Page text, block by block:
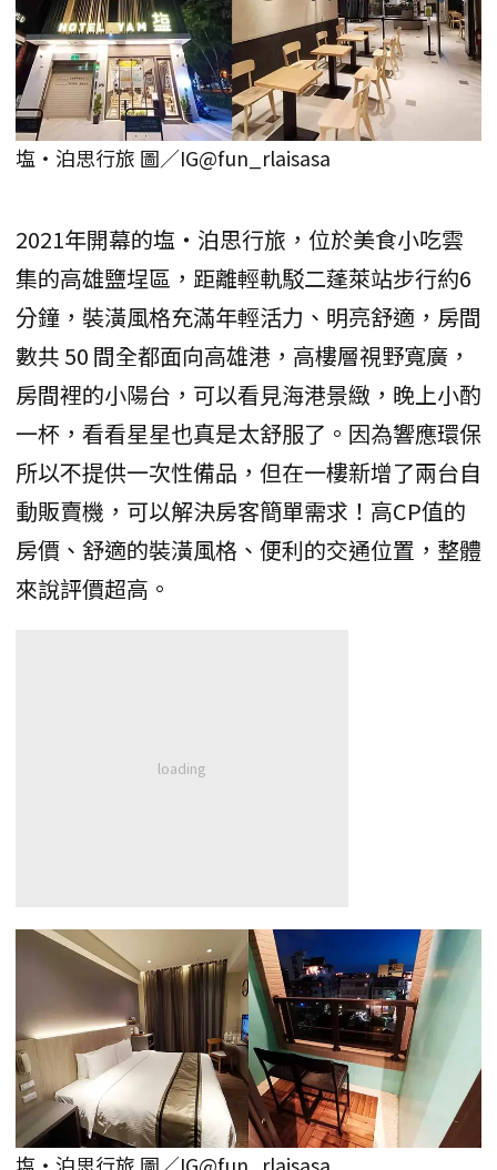
塩‧泊思行旅 圖／IG@fun_rlaisasa
2021年開幕的塩‧泊思行旅，位於美食小吃雲
集的高雄鹽埕區，距離輕軌駁二蓬萊站步行約6
分鐘，裝潢風格充滿年輕活力、明亮舒適，房間
數共 50 間全都面向高雄港，高樓層視野寬廣，
房間裡的小陽台，可以看見海港景緻，晚上小酌
一杯，看看星星也真是太舒服了。因為響應環保
所以不提供一次性備品，但在一樓新增了兩台自
動販賣機，可以解決房客簡單需求！高CP值的
房價、舒適的裝潢風格、便利的交通位置，整體
來說評價超高。